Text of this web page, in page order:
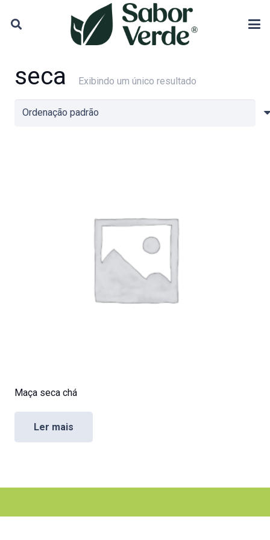
seca Exibindo um único resultado
Maça seca chá
Ler mais